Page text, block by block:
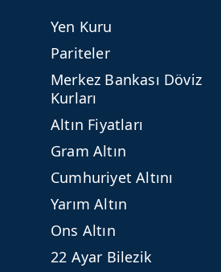
Yen Kuru
Pariteler
Merkez Bankası Döviz
Kurları
Altın Fiyatları
Gram Altın
Cumhuriyet Altını
Yarım Altın
Ons Altın
22 Ayar Bilezik